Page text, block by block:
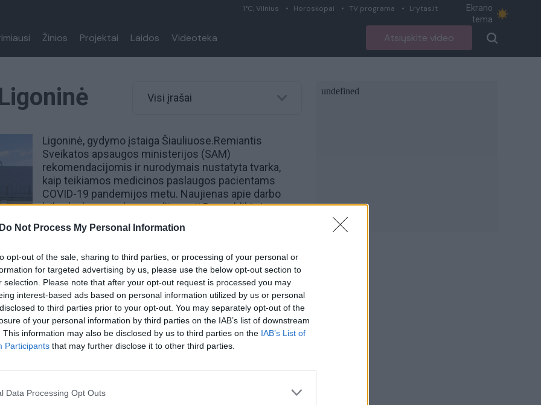
Do Not Process My Personal Information
opt-out of the sale, sharing to third parties, or processing of your personal or
for targeted advertising by us, please use the below opt-out section to
selection. Please note that after your opt-out request is processed you may
interest-based ads based on personal information utilized by us or personal
to third parties prior to your opt-out. You may separately opt-out of the
of your personal information by third parties on the IAB’s list of downstream
This information may also be disclosed by us to third parties on the IAB’s List of
Participants that may further disclose it to other third parties.
Data Processing Opt Outs
1°C, Vilnius Horoskopai TV programa Lrytas.lt
Ekrano
tema
Žinios Projektai Laidos Videoteka Atsiųskite video
Visi įrašai
Ligoninė, gydymo įstaiga Šiauliuose.Remiantis
Sveikatos apsaugos ministerijos (SAM)
rekomendacijomis ir nurodymais nustatyta tvarka,
kaip teikiamos medicinos paslaugos pacientams
COVID-19 pandemijos metu. Naujienas apie darbo
laiką, lankymo sąlygas galite rasti Respublikinės
00:05:39
iššūkis Šiauliuose:
00:30:21
Naujausia informacija apie
užsikrėtusios moters šeima